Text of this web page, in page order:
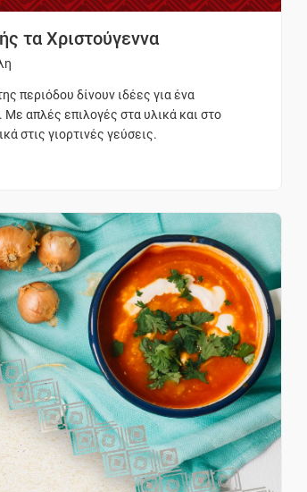
τα Χριστούγεννα
περιόδου δίνουν ιδέες για ένα
Με απλές επιλογές στα υλικά και στο
στις γιορτινές γεύσεις.